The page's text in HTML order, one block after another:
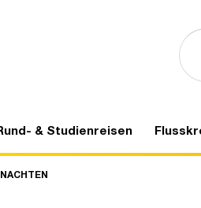
& Studienreisen